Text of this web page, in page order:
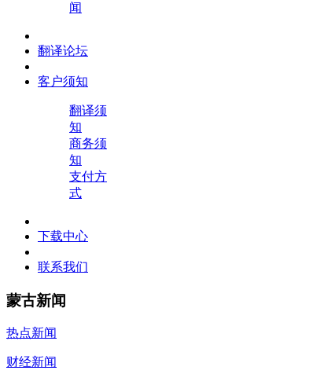
闻
翻译论坛
客户须知
翻译须
知
商务须
知
支付方
式
下载中心
联系我们
蒙古新闻
热点新闻
财经新闻